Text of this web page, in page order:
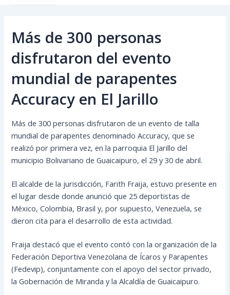
Más de 300 personas
disfrutaron del evento
mundial de parapentes
Accuracy en El Jarillo
Más de 300 personas disfrutaron de un evento de talla
mundial de parapentes denominado Accuracy, que se
realizó por primera vez, en la parroquia El Jarillo del
municipio Bolivariano de Guaicaipuro, el 29 y 30 de abril.
El alcalde de la jurisdicción, Farith Fraija, estuvo presente en
el lugar desde donde anunció que 25 deportistas de
México, Colombia, Brasil y, por supuesto, Venezuela, se
dieron cita para el desarrollo de esta actividad.
Fraija destacó que el evento contó con la organización de la
Federación Deportiva Venezolana de Ícaros y Parapentes
(Fedevip), conjuntamente con el apoyo del sector privado,
la Gobernación de Miranda y la Alcaldía de Guaicaipuro.